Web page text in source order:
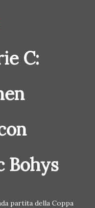
C:
Bohys
partita della Coppa